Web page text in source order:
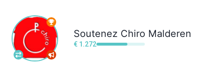
Soutenez Chiro Malderen
€ 1.272